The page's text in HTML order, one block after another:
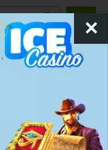
oszukują?
zawsze pojawiały
oszukany. Takie
w bardzo
✕